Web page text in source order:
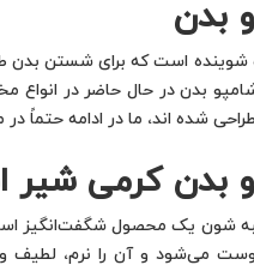
بدن
است که برای شستن بدن
بدن در حال حاضر در انواع
شده اند، ما در ادامه حتماً
بدن کرمی شیر
شون یک محصول شگفت‌انگیز
می‌شود و آن را نرم، لطیف